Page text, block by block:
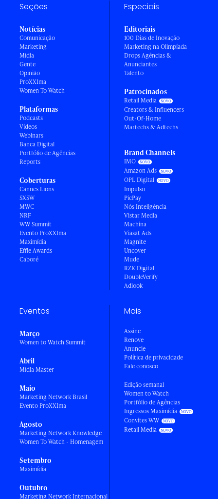
Seções
Notícias
Comunicação
Marketing
Mídia
Gente
Opinião
ProXXIma
Women To Watch
Plataformas
Podcasts
Vídeos
Webinars
Banca Digital
Portfólio de Agências
Reports
Coberturas
Cannes Lions
SXSW
MWC
NRF
WW Summit
Evento ProXXIma
Maximídia
Effie Awards
Caboré
Especiais
Editoriais
100 Dias de Inovação
Marketing na Olimpíada
Drops Agências &
Anunciantes
Talento
Patrocinados
Retail Media
Creators & Influencers
Out-Of-Home
Martechs & Adtechs
Brand Channels
IMO
Amazon Ads
OPL Digital
Impulso
PicPay
Nós Inteligência
Vistar Media
Machina
Viasat Ads
Magnite
Uncover
Mude
RZK Digital
DoubleVerify
Adlook
Eventos
Março
Women to Watch Summit
Abril
Mídia Master
Maio
Marketing Network Brasil
Evento ProXXIma
Agosto
Marketing Network Knowledge
Women To Watch - Homenagem
Setembro
Maximídia
Outubro
Marketing Network Internacional
Mais
Assine
Renove
Anuncie
Política de privacidade
Fale conosco
Edição semanal
Women to Watch
Portfólio de Agências
Ingressos Maximídia
Convites WW
Retail Media